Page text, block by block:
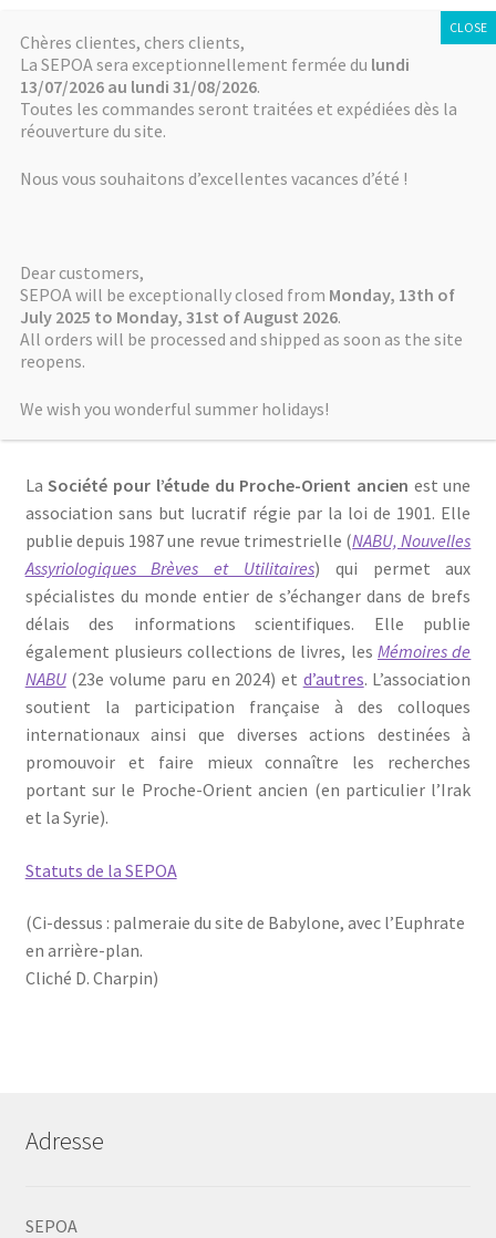
Aller
à
la
navigation
Aller
au
contenu
SÉPOA
Accueil
Mémoires de NABU
Autres séries
Boutique / Online Store
Contacts
Accueil
LaSociété pour l’étude du Proche-Orient ancien est une
association sans but lucratif régie par la loi de 1901. Elle
publie depuis 1987 une revue trimestrielle (NABU, Nouvelles
Assyriologiques Brèves et Utilitaires) qui permet aux
spécialistes du monde entier de s’échanger dans de brefs
délais des informations scientifiques. Elle publie
également plusieurs collections de livres, les Mémoires de
NABU(23e volume paru en 2024) et d’autres. L’association
soutient la participation française à des colloques
internationaux ainsi que diverses actions destinées à
promouvoir et faire mieux connaître les recherches
portant sur le Proche-Orient ancien (en particulier l’Irak
et la Syrie).
Statuts de la SEPOA
(Ci-dessus : palmeraie du site de Babylone, avec l’Euphrate
en arrière-plan.
Cliché D. Charpin)
Adresse
SEPOA
Chères clientes, chers clients,
La SEPOA sera exceptionnellement fermée du lundi
13/07/2026 au lundi 31/08/2026.
Toutes les commandes seront traitées et expédiées dès la
réouverture du site.
Nous vous souhaitons d’excellentes vacances d’été !
Dear customers,
SEPOA will be exceptionally closed from Monday, 13th of
July 2025 to Monday, 31st of August 2026.
All orders will be processed and shipped as soon as the site
reopens.
We wish you wonderful summer holidays!